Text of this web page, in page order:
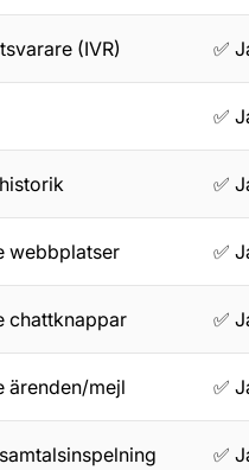
(IVR) ✅
✅
✅
webbplatser ✅
chattknappar ✅
ärenden/mejl ✅
✅